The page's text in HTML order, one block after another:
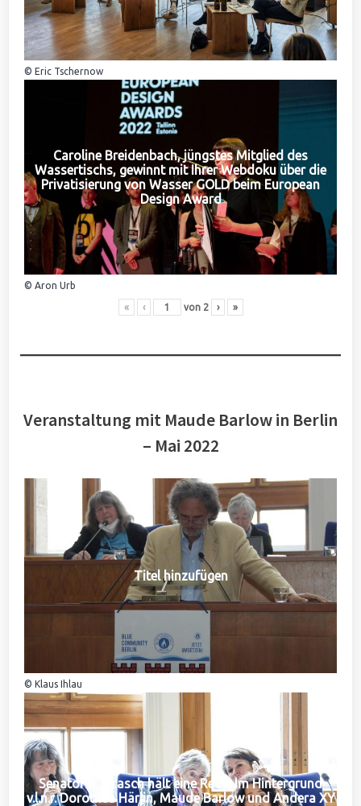
© Eric Tschernow
Caroline Breidenbach, jüngstes Mitglied des
Wassertischs, gewinnt mit Ihrer Webdoku über die
Privatisierung von Wasser GOLD beim European
Design Award
© Aron Urb
« ‹ von 2 › »
Veranstaltung mit Maude Barlow in Berlin
– Mai 2022
Titel hinzufügen
© Klaus Ihlau
Senatorin Jarasch hält eine Rede. Im Hintergrund
v.l.n.r. Dorothea Härlin, Maude Barlow und Andera XY